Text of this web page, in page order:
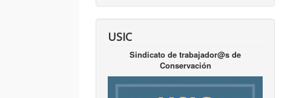
USIC
Sindicato de trabajador@s de
Conservación